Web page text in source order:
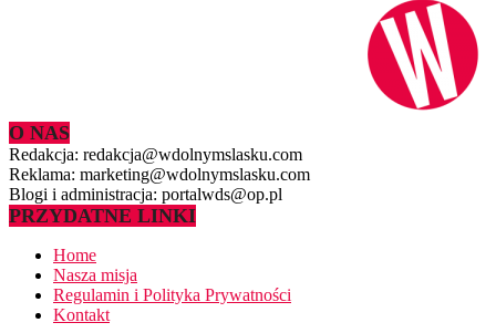
O NAS
Redakcja: redakcja@wdolnymslasku.com
Reklama: marketing@wdolnymslasku.com
Blogi i administracja: portalwds@op.pl
PRZYDATNE LINKI
Home
Nasza misja
Regulamin i Polityka Prywatności
Kontakt